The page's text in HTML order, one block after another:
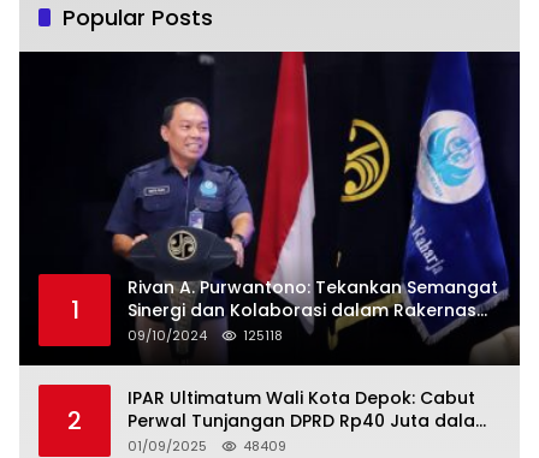
Popular Posts
1
Rivan A. Purwantono: Tekankan Semangat
Sinergi dan Kolaborasi dalam Rakernas
Serikat Pekerja Jasa Raharja
09/10/2024 125118
2
IPAR Ultimatum Wali Kota Depok: Cabut
Perwal Tunjangan DPRD Rp40 Juta dalam
5 Hari atau Hadapi Aksi Rakyat
01/09/2025 48409